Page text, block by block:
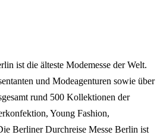
ist die älteste Modemesse der Welt.
und Modeagenturen sowie über
rund 500 Kollektionen der
Young Fashion,
Berliner Durchreise Messe Berlin ist